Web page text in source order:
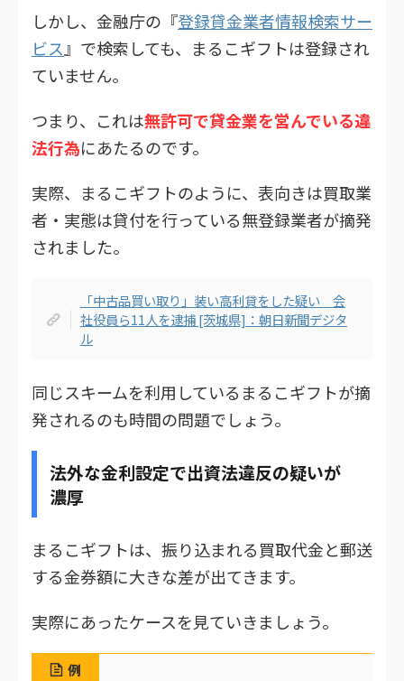
しかし、金融庁の『登録貸金業者情報検索サー
ビス 』で検索しても、まるこギフトは登録され
ていません。
つまり、これは無許可で貸金業を営んでいる違
法行為にあたるのです。
実際、まるこギフトのように、表向きは買取業
者・実態は貸付を行っている無登録業者が摘発
されました。
「中古品買い取り」装い高利貸をした疑い 会
社役員ら11人を逮捕 [茨城県]：朝日新聞デジタ
ル
同じスキームを利用しているまるこギフトが摘
発されるのも時間の問題でしょう。
法外な金利設定で出資法違反の疑いが
濃厚
まるこギフトは、振り込まれる買取代金と郵送
する金券額に大きな差が出てきます。
実際にあったケースを見ていきましょう。
例